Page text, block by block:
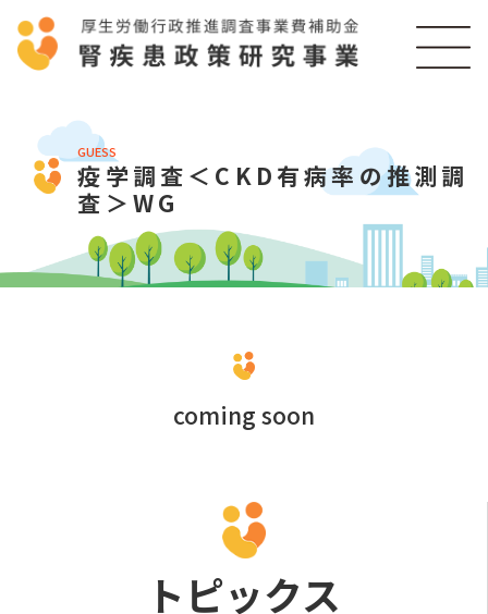
GUESS
疫学調査＜CKD有病率の推測調
査＞WG
coming soon
トピックス